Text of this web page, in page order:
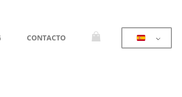
CONTACTO